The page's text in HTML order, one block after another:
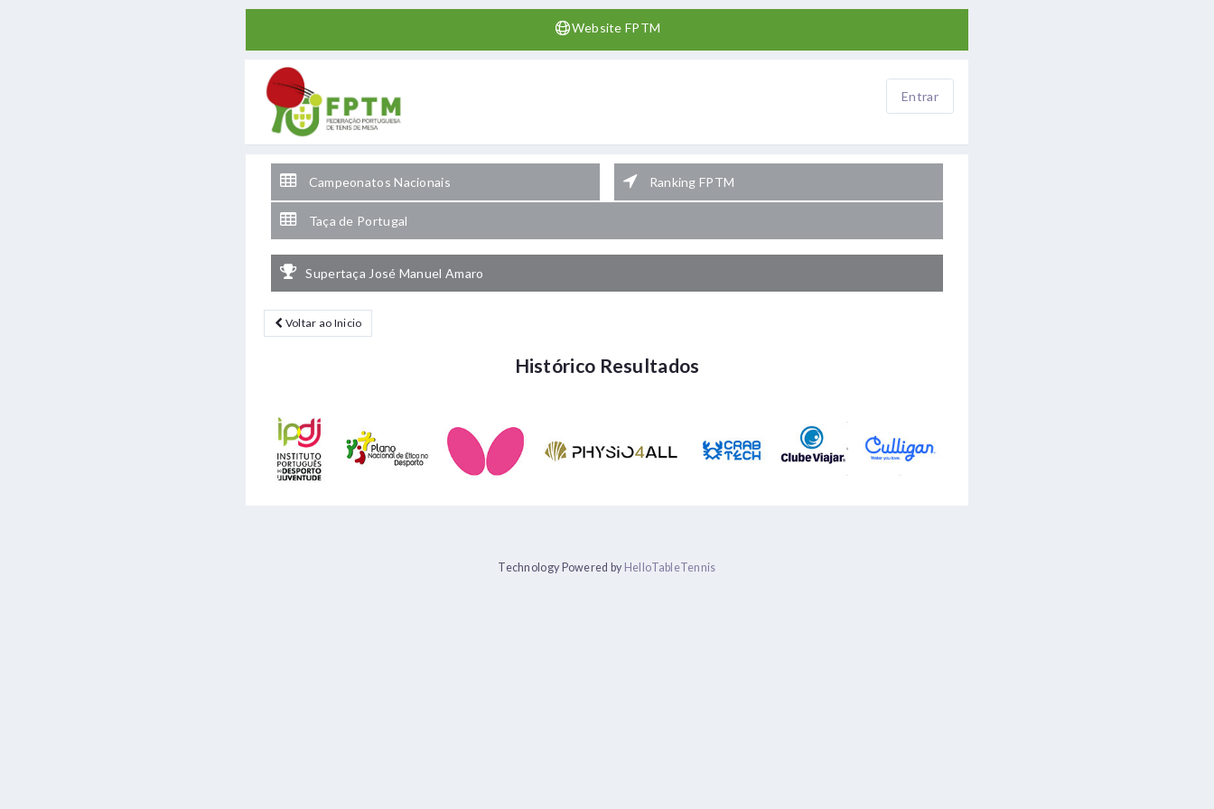
Website FPTM
Entrar
Campeonatos Nacionais Ranking FPTM
Taça de Portugal
Supertaça José Manuel Amaro
Voltar ao Inicio
Histórico Resultados
Technology Powered by HelloTableTennis